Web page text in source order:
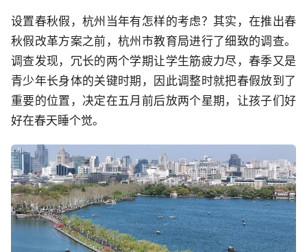
设置春秋假，杭州当年有怎样的考虑？其实，在推出春
秋假改革方案之前，杭州市教育局进行了细致的调查。
调查发现，冗长的两个学期让学生筋疲力尽，春季又是
青少年长身体的关键时期，因此调整时就把春假放到了
重要的位置，决定在五月前后放两个星期，让孩子们好
好在春天睡个觉。